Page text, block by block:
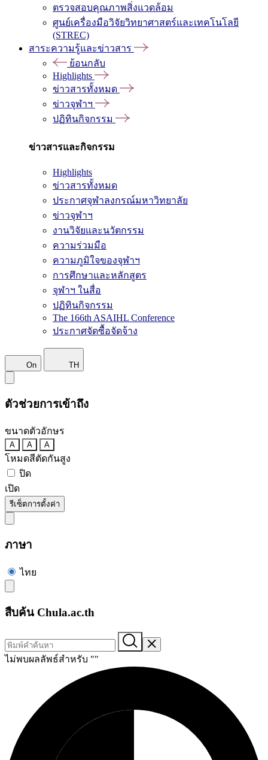
ตรวจสอบคุณภาพสิ่งแวดล้อม
ศูนย์เครื่องมือวิจัยวิทยาศาสตร์และเทคโนโลยี
(STREC)
สาระความรู้และข่าวสาร
ย้อนกลับ
Highlights
ข่าวสารทั้งหมด
ข่าวจุฬาฯ
ปฏิทินกิจกรรม
ข่าวสารและกิจกรรม
Highlights
ข่าวสารทั้งหมด
ประกาศจุฬาลงกรณ์มหาวิทยาลัย
ข่าวจุฬาฯ
งานวิจัยและนวัตกรรม
ความร่วมมือ
ความภูมิใจของจุฬาฯ
การศึกษาและหลักสูตร
จุฬาฯ ในสื่อ
ปฏิทินกิจกรรม
The 166th ASAIHL Conference
ประกาศจัดซื้อจัดจ้าง
On TH
ตัวช่วยการเข้าถึง
ขนาดตัวอักษร
A A A
โหมดสีตัดกันสูง
ปิด
เปิด
รีเซ็ตการตั้งค่า
ภาษา
ไทย
สืบค้น Chula.ac.th
ไม่พบผลลัพธ์สำหรับ ""